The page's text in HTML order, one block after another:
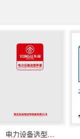
电力设备选型手册